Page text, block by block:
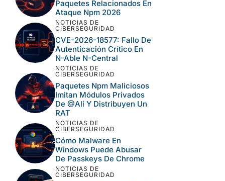
Paquetes Relacionados En
Ataque Npm 2026
NOTICIAS DE
CIBERSEGURIDAD
CVE-2026-18577: Fallo De
Autenticación Crítico En
N-Able N-Central
NOTICIAS DE
CIBERSEGURIDAD
Paquetes Npm Maliciosos
Imitan Módulos Privados
De @ali Y Distribuyen Un
RAT
NOTICIAS DE
CIBERSEGURIDAD
Cómo Malware En
Windows Puede Abusar
De Passkeys De Chrome
NOTICIAS DE
CIBERSEGURIDAD